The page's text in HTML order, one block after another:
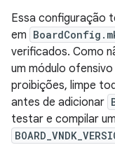
Essa configuração
em
verificados. Como
um módulo
proibições, limpe
antes de adicionar
testar e compilar